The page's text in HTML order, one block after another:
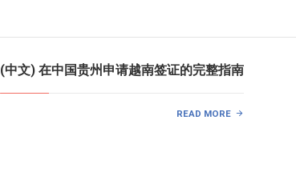
(中文) 在中国贵州申请越南签证的完整指南
READ MORE